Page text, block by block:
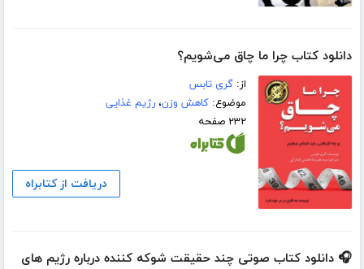
دانلود کتاب چرا ما چاق می‌شویم؟
از:گری تابس
موضوع:کاهش وزن،رژیم غذایی
۲۳۲ صفحه
دریافت از کتابراه
🎧 دانلود کتاب صوتی چند حقیقت شوکه کننده درباره رژیم های